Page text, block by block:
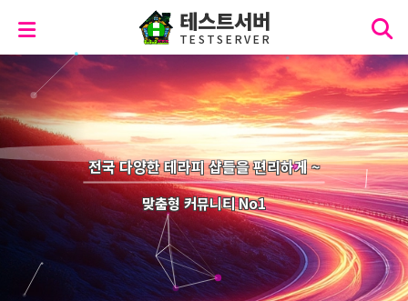
테스트서버
TE S TS E RVE R
전국 다양한 테라피 샵들을 편리하게 ~
맞춤형 커뮤니티 No1